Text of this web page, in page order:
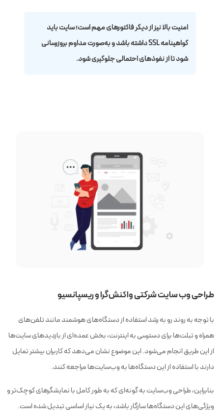
انواع فرم ارتباط با مدیران
طراحی بخش بلاگ
مشاوره بازاریابی اینترنتی رایگان
آموزش رایگان در شرکت وب‌رمز
انواع فرم ثبت سفارش
مشاوره دریافت سریع نماد اعتماد
پرسش‌های متداول
مشاوره طراحی سایت رایگان سفارش دهید
امنیت بالا نیز از دیگر فاکتورهای مهم است؛ سایت باید
گواهینامه SSL داشته باشد و به‌صورت مداوم بروزرسانی
شود تا از نفوذهای احتمالی جلوگیری شود.
طراحی وب سایت شرکتی واکنش‌گرا و ریسپانسیو
با توجه به روند رو به رشد استفاده از دستگاه‌های هوشمند مانند تلفن‌های
همراه و تبلت‌ها برای دسترسی به اینترنت، بخش عمده‌ای از بازدیدهای سایت‌ها
از این طریق انجام می‌شود. این موضوع نشان می‌دهد که کاربران بیشتر تمایل
دارند با استفاده از این دستگاه‌ها به وب‌سایت‌ها مراجعه کنند.
بنابراین، طراحی وب‌سایت به گونه‌ای که به طور کامل با نمایشگرهای کوچک‌تر و
ویژگی‌های این دستگاه‌ها سازگار باشد، به یک نیاز اساسی تبدیل شده است.